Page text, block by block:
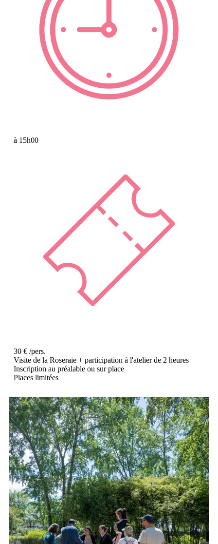
à 15h00
30 € /pers.
Visite de la Roseraie + participation à l'atelier de 2 heures
Inscription au préalable ou sur place
Places limitées